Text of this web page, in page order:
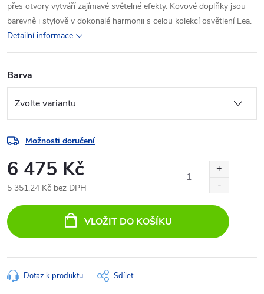
přes otvory vytváří zajímavé světelné efekty. Kovové doplňky jsou
barevně i stylově v dokonalé harmonii s celou kolekcí osvětlení Lea.
Detailní informace
Barva
Možnosti doručení
6 475 Kč
5 351,24 Kč bez DPH
cena:
VLOŽIT DO KOŠÍKU
Dotaz k produktu Sdílet